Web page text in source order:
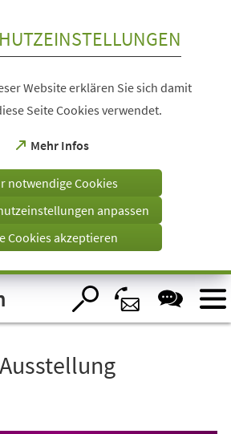
Website erklären Sie sich damit
Seite Cookies verwendet.
Mehr Infos
(Öffnet
einem
Tab)
notwendige Cookies
anpassen
Cookies akzeptieren